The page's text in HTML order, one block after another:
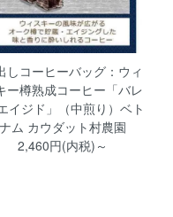
しコーヒーバッグ：ウィ
ー樽熟成コーヒー「バレ
イジド」（中煎り）ベト
ナム カウダット村農園
2,460円(内税)～